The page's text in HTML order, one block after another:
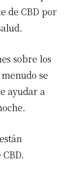
de CBD por
sobre los
se
ayudar a